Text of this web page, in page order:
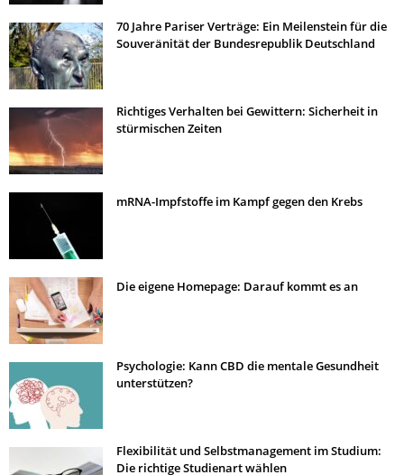
70 Jahre Pariser Verträge: Ein Meilenstein für die
Souveränität der Bundesrepublik Deutschland
Richtiges Verhalten bei Gewittern: Sicherheit in
stürmischen Zeiten
mRNA-Impfstoffe im Kampf gegen den Krebs
Die eigene Homepage: Darauf kommt es an
Psychologie: Kann CBD die mentale Gesundheit
unterstützen?
Flexibilität und Selbstmanagement im Studium:
Die richtige Studienart wählen